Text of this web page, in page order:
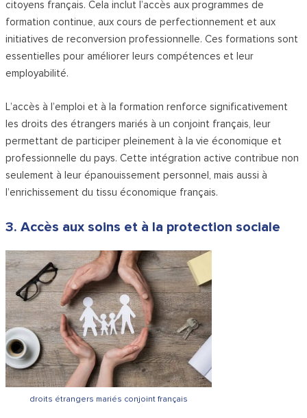
citoyens français. Cela inclut l’accès aux programmes de
formation continue, aux cours de perfectionnement et aux
initiatives de reconversion professionnelle. Ces formations sont
essentielles pour améliorer leurs compétences et leur
employabilité.
L’accès à l’emploi et à la formation renforce significativement
les droits des étrangers mariés à un conjoint français, leur
permettant de participer pleinement à la vie économique et
professionnelle du pays. Cette intégration active contribue non
seulement à leur épanouissement personnel, mais aussi à
l’enrichissement du tissu économique français.
3. Accès aux soins et à la protection sociale
droits étrangers mariés conjoint français